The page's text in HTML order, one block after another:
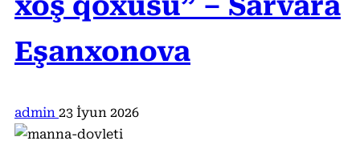
Eşanxonova
admin 23 İyun 2026